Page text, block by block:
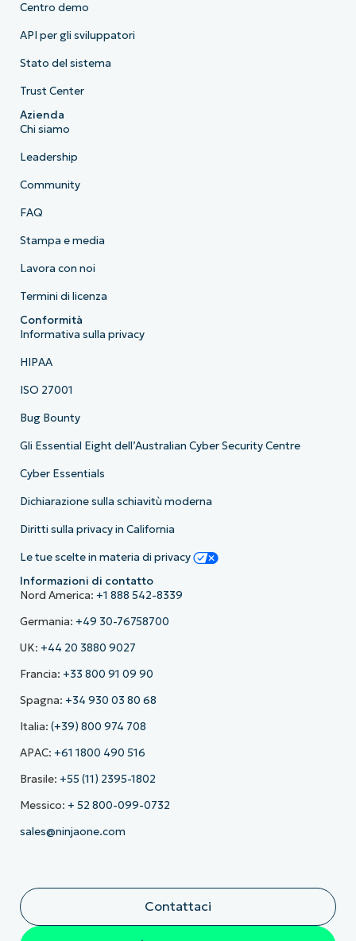
Centro demo
API per gli sviluppatori
Stato del sistema
Trust Center
Azienda
Chi siamo
Leadership
Community
FAQ
Stampa e media
Lavora con noi
Termini di licenza
Conformità
Informativa sulla privacy
HIPAA
ISO 27001
Bug Bounty
Gli Essential Eight dell’Australian Cyber Security Centre
Cyber Essentials
Dichiarazione sulla schiavitù moderna
Diritti sulla privacy in California
Le tue scelte in materia di privacy
Informazioni di contatto
Nord America: +1 888 542-8339
Germania: +49 30-76758700
UK: +44 20 3880 9027
Francia: +33 800 91 09 90
Spagna: +34 930 03 80 68
Italia: (+39) 800 974 708
APAC: +61 1800 490 516
Brasile: +55 (11) 2395-1802
Messico: + 52 800-099-0732
sales@ninjaone.com
Contattaci